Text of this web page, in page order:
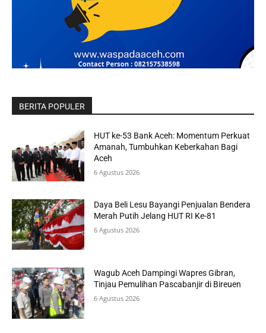
BERITA POPULER
HUT ke-53 Bank Aceh: Momentum Perkuat
Amanah, Tumbuhkan Keberkahan Bagi
Aceh
6 Agustus 2026
Daya Beli Lesu Bayangi Penjualan Bendera
Merah Putih Jelang HUT RI Ke-81
6 Agustus 2026
Wagub Aceh Dampingi Wapres Gibran,
Tinjau Pemulihan Pascabanjir di Bireuen
6 Agustus 2026